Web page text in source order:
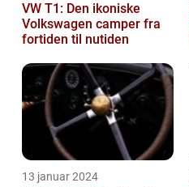
VW T1: Den ikoniske
Volkswagen camper fra
fortiden til nutiden
13 januar 2024